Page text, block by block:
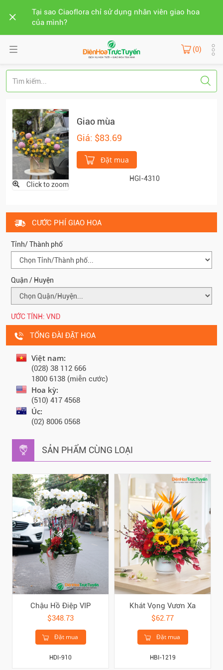
Tại sao Ciaoflora chỉ sử dụng nhân viên giao hoa
của mình?
(0)
Click to zoom
Giao mùa
Giá: $83.69
Đặt mua
HGI-4310
CƯỚC PHÍ GIAO HOA
Tỉnh/ Thành phố
Quận / Huyện
ƯỚC TÍNH: VND
TỔNG ĐÀI ĐẶT HOA
Việt nam:
(028) 38 112 666
1800 6138 (miễn cước)
Hoa kỳ:
(510) 417 4568
Úc:
(02) 8006 0568
SẢN PHẨM CÙNG LOẠI
Chậu Hồ Điệp VIP
$348.73
Đặt mua
HDI-910
Khát Vọng Vươn Xa
$62.77
Đặt mua
HBI-1219